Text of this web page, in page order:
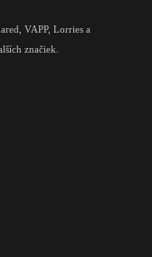
VAPP, Lorries a
značiek.